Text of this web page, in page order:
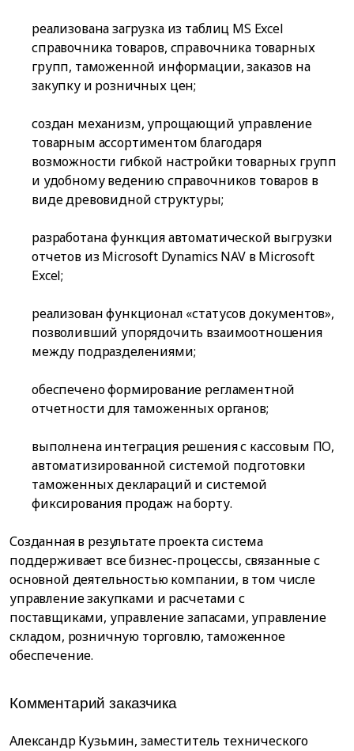
реализована загрузка из таблиц MS Excel
справочника товаров, справочника товарных
групп, таможенной информации, заказов на
закупку и розничных цен;
создан механизм, упрощающий управление
товарным ассортиментом благодаря
возможности гибкой настройки товарных групп
и удобному ведению справочников товаров в
виде древовидной структуры;
разработана функция автоматической выгрузки
отчетов из Microsoft Dynamics NAV в Microsoft
Excel;
реализован функционал «статусов документов»,
позволивший упорядочить взаимоотношения
между подразделениями;
обеспечено формирование регламентной
отчетности для таможенных органов;
выполнена интеграция решения с кассовым ПО,
автоматизированной системой подготовки
таможенных деклараций и системой
фиксирования продаж на борту.
Созданная в результате проекта система
поддерживает все бизнес-процессы, связанные с
основной деятельностью компании, в том числе
управление закупками и расчетами с
поставщиками, управление запасами, управление
складом, розничную торговлю, таможенное
обеспечение.
Комментарий заказчика
Александр Кузьмин, заместитель технического